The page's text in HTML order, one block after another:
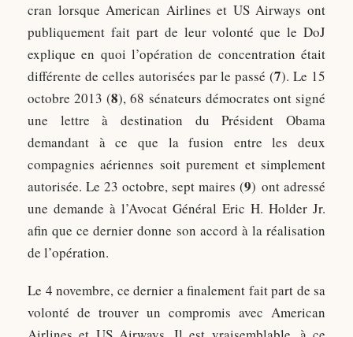
cran lorsque American Airlines et US Airways ont
publiquement fait part de leur volonté que le DoJ
explique en quoi l’opération de concentration était
différente de celles autorisées par le passé (7). Le 15
octobre 2013 (8), 68 sénateurs démocrates ont signé
une lettre à destination du Président Obama
demandant à ce que la fusion entre les deux
compagnies aériennes soit purement et simplement
autorisée. Le 23 octobre, sept maires (9) ont adressé
une demande à l’Avocat Général Eric H. Holder Jr.
afin que ce dernier donne son accord à la réalisation
de l’opération.
Le 4 novembre, ce dernier a finalement fait part de sa
volonté de trouver un compromis avec American